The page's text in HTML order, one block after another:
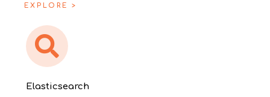
EXPLORE >
Elasticsearch